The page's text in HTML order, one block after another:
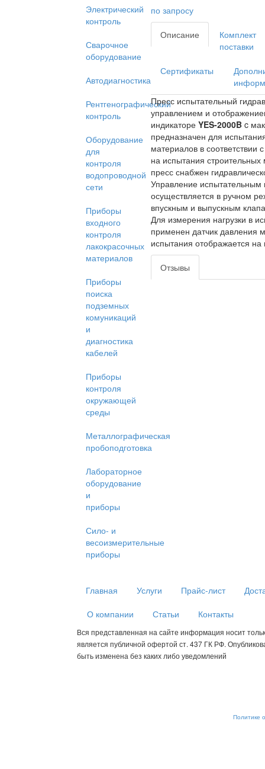
Электрический
контроль
Сварочное
оборудование
Автодиагностика
Рентгенографический
контроль
Оборудование
для
контроля
водопроводной
сети
Приборы
входного
контроля
лакокрасочных
материалов
Приборы
поиска
подземных
комуникаций
и
диагностика
кабелей
Приборы
контроля
окружающей
среды
Металлографическая
пробоподготовка
Лабораторное
оборудование
и
приборы
Сило- и
весоизмерительные
приборы
по запросу
Описание
Комплект
поставки
Сертификаты
Пресс испытательный
управлением и
индикаторе YES-2000B c
предназначен для
материалов в
на испытания
пресс снабжен
Управление испытательным
осуществляется в ручном
впускным и выпускным
Для измерения нагрузки в
применен датчик
испытания отображается
Отзывы
Главная Услуги Прайс-лист
О компании
Статьи Контакты
Вся представленная на сайте информация носит
является публичной офертой ст. 437 ГК РФ.
быть изменена без каких либо уведомлений
Политике